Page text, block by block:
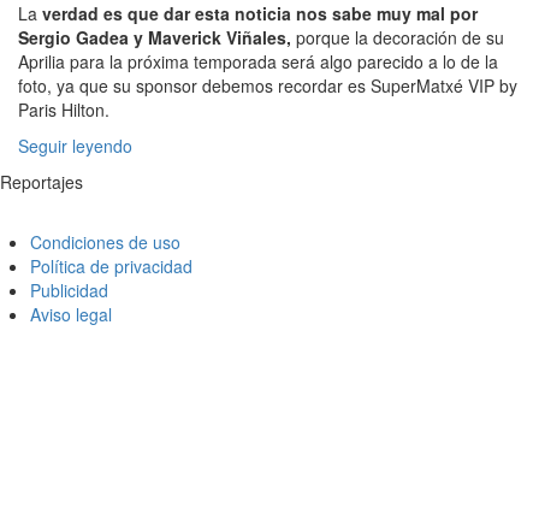
La verdad es que dar esta noticia nos sabe muy mal por
Sergio Gadea y Maverick Viñales, porque la decoración de su
Aprilia para la próxima temporada será algo parecido a lo de la
foto, ya que su sponsor debemos recordar es SuperMatxé VIP by
Paris Hilton.
Seguir leyendo
Reportajes
Condiciones de uso
Política de privacidad
Publicidad
Aviso legal